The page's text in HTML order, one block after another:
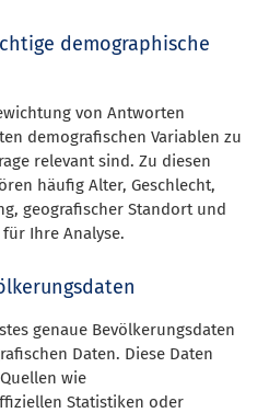
demographische
von Antworten
demografischen Variablen zu
relevant sind. Zu diesen
häufig Alter, Geschlecht,
geografischer Standort und
Ihre Analyse.
genaue Bevölkerungsdaten
Daten. Diese Daten
wie
Statistiken oder